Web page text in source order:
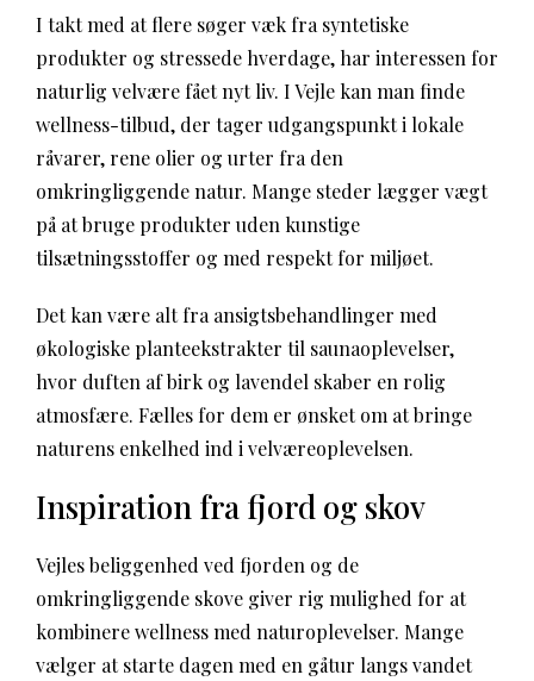
I takt med at flere søger væk fra syntetiske
produkter og stressede hverdage, har interessen for
naturlig velvære fået nyt liv. I Vejle kan man finde
wellness-tilbud, der tager udgangspunkt i lokale
råvarer, rene olier og urter fra den
omkringliggende natur. Mange steder lægger vægt
på at bruge produkter uden kunstige
tilsætningsstoffer og med respekt for miljøet.
Det kan være alt fra ansigtsbehandlinger med
økologiske planteekstrakter til saunaoplevelser,
hvor duften af birk og lavendel skaber en rolig
atmosfære. Fælles for dem er ønsket om at bringe
naturens enkelhed ind i velværeoplevelsen.
Inspiration fra fjord og skov
Vejles beliggenhed ved fjorden og de
omkringliggende skove giver rig mulighed for at
kombinere wellness med naturoplevelser. Mange
vælger at starte dagen med en gåtur langs vandet